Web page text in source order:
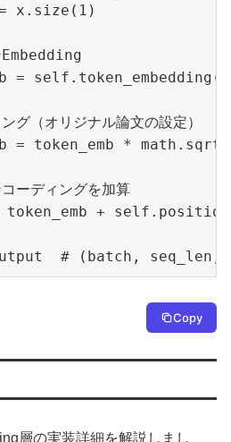
x.size(1)
Embedding
=
（オリジナル論文の設定）
= token_emb *
ーディングを加算
token_emb +
# (batch, seq_len,
Copy
層の実装詳細を解説しまし